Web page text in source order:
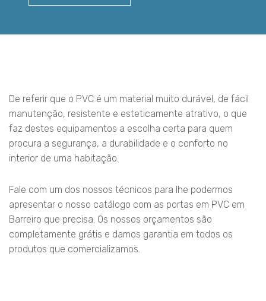
De referir que o PVC é um material muito durável, de fácil
manutenção, resistente e esteticamente atrativo, o que
faz destes equipamentos a escolha certa para quem
procura a segurança, a durabilidade e o conforto no
interior de uma habitação.
Fale com um dos nossos técnicos para lhe podermos
apresentar o nosso catálogo com as portas em PVC em
Barreiro que precisa. Os nossos orçamentos são
completamente grátis e damos garantia em todos os
produtos que comercializamos.